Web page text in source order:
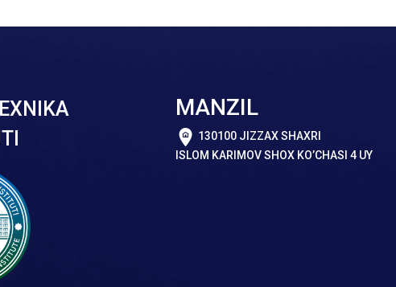
MANZIL
130100 JIZZAX SHAXRI
ISLOM KARIMOV SHOX KO’CHASI 4 UY